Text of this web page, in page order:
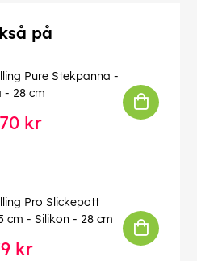
på
Pure Stekpanna -
- 28 cm
kr
Pro Slickepott
cm - Silikon - 28 cm
kr